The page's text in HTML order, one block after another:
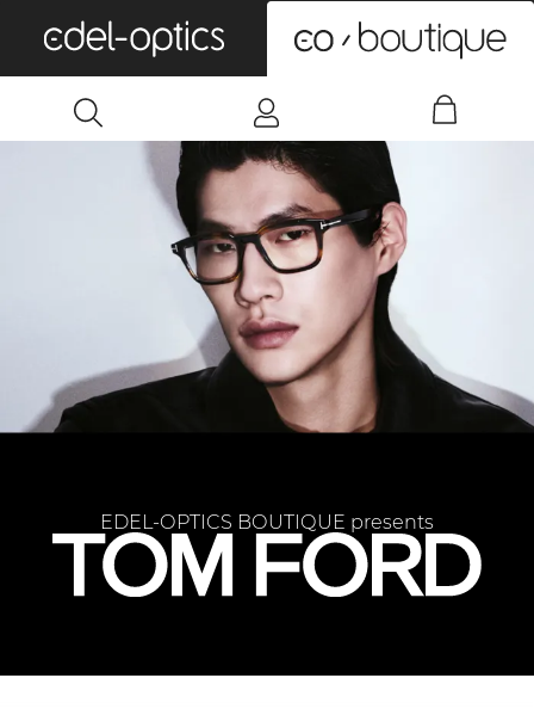
EDEL-OPTICS BOUTIQUE presents